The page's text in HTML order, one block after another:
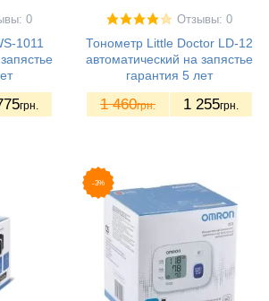
0
1011
грн.
Отзывы: 0
Тонометр Little Doctor LD-12
автоматический на запястье
гарантия 5 лет
1 460грн. 1 255грн.
-3%